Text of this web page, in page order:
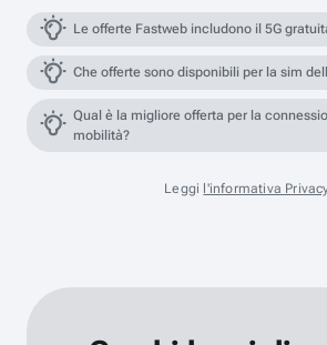
Le offerte Fastweb includono il 5G
Che offerte sono disponibili per la sim
Qual è la migliore offerta per la
mobilità?
Leggi l'informativa